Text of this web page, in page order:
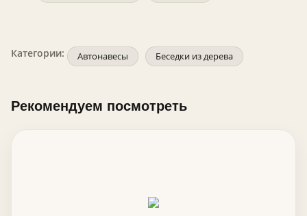
Категории: Автонавесы Беседки из дерева
Рекомендуем посмотреть